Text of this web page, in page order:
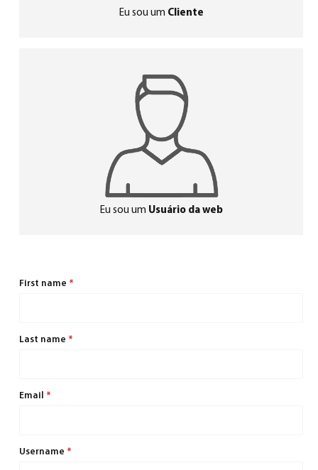
Eu sou um Cliente
Eu sou um Usuário da web
First name *
Last name *
Email *
Username *